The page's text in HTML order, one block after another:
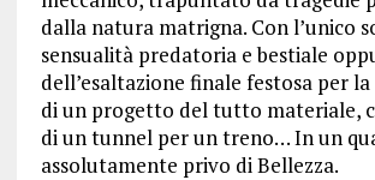
dalla natura matrigna. Con l’unico
sensualità predatoria e bestiale
dell’esaltazione finale festosa per
di un progetto del tutto materiale,
di un tunnel per un treno… In un
assolutamente privo di Bellezza.